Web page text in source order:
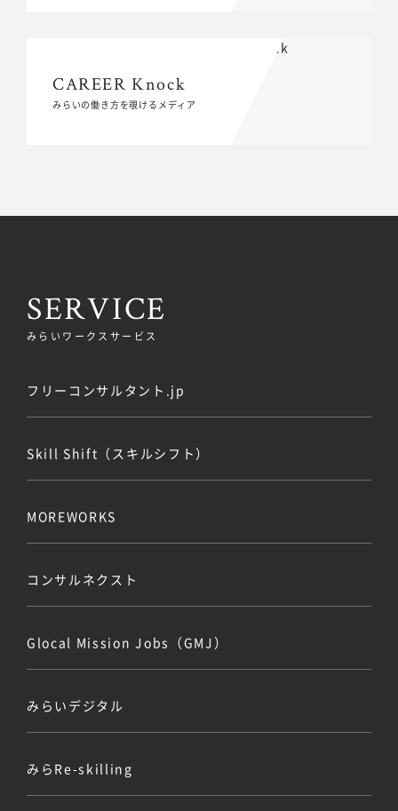
CAREER Knock
みらいの働き方を覗けるメディア
CAREER Knock
みらいの働き方を覗けるメディア
SERVICE
みらいワークスサービス
フリーコンサルタント.jp
Skill Shift（スキルシフト）
MOREWORKS
コンサルネクスト
Glocal Mission Jobs（GMJ）
みらいデジタル
みらRe-skilling